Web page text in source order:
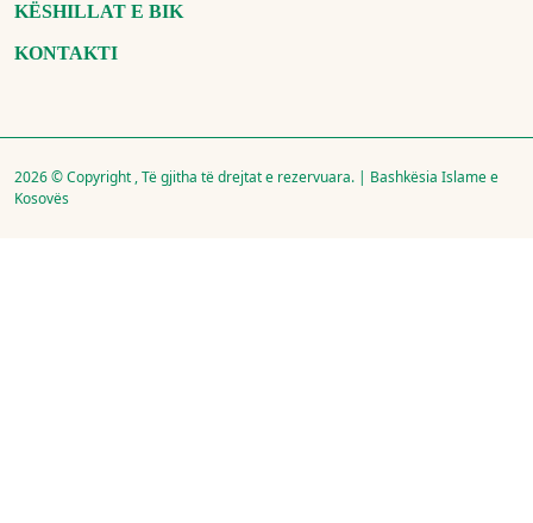
KËSHILLAT E BIK
KONTAKTI
2026 © Copyright , Të gjitha të drejtat e rezervuara. | Bashkësia Islame e
Kosovës